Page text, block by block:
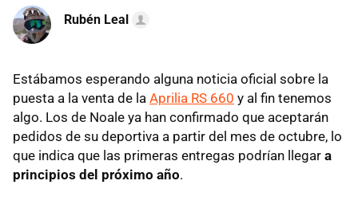
Rubén Leal
Estábamos esperando alguna noticia oficial sobre la
puesta a la venta de la Aprilia RS 660 y al fin tenemos
algo. Los de Noale ya han confirmado que aceptarán
pedidos de su deportiva a partir del mes de octubre, lo
que indica que las primeras entregas podrían llegar a
principios del próximo año.